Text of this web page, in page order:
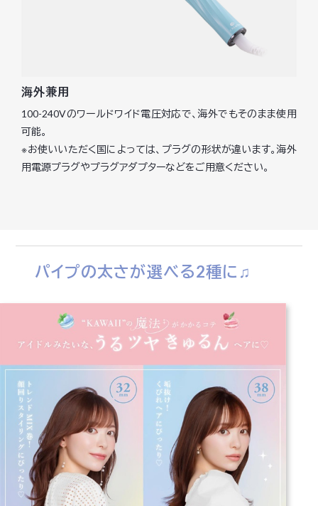
海外兼用
100-240Vのワールドワイド電圧対応で、海外でもそのまま使用
可能。
※お使いいただく国によっては、プラグの形状が違います。海外
用電源プラグやプラグアダプターなどをご用意ください。
パイプの太さが選べる2種に♫